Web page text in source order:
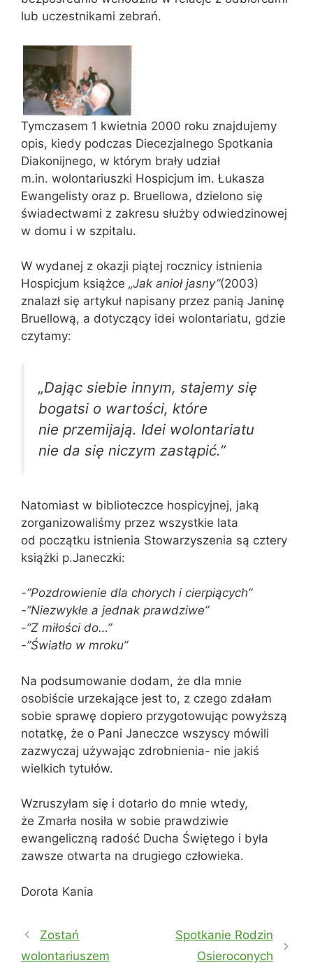
lub uczestnikami zebrań.
Tymczasem 1 kwietnia 2000 roku znajdujemy
opis, kiedy podczas Diecezjalnego Spotkania
Diakonijnego, w którym brały udział
m.in. wolontariuszki Hospicjum im. Łukasza
Ewangelisty oraz p. Bruellowa, dzielono się
świadectwami z zakresu służby odwiedzinowej
w domu i w szpitalu.
W wydanej z okazji piątej rocznicy istnienia
Hospicjum książce „Jak anioł jasny”(2003)
znalazł się artykuł napisany przez panią Janinę
Bruellową, a dotyczący idei wolontariatu, gdzie
czytamy:
„Dając siebie innym, stajemy się
bogatsi o wartości, które
nie przemijają. Idei wolontariatu
nie da się niczym zastąpić.”
Natomiast w biblioteczce hospicyjnej, jaką
zorganizowaliśmy przez wszystkie lata
od początku istnienia Stowarzyszenia są cztery
książki p.Janeczki:
-”Pozdrowienie dla chorych i cierpiących”
-”Niezwykłe a jednak prawdziwe”
-”Z miłości do…”
-”Światło w mroku”
Na podsumowanie dodam, że dla mnie
osobiście urzekające jest to, z czego zdałam
sobie sprawę dopiero przygotowując powyższą
notatkę, że o Pani Janeczce wszyscy mówili
zazwyczaj używając zdrobnienia- nie jakiś
wielkich tytułów.
Wzruszyłam się i dotarło do mnie wtedy,
że Zmarła nosiła w sobie prawdziwie
ewangeliczną radość Ducha Świętego i była
zawsze otwarta na drugiego człowieka.
Dorota Kania
Zostań
wolontariuszem
Spotkanie Rodzin
Osieroconych